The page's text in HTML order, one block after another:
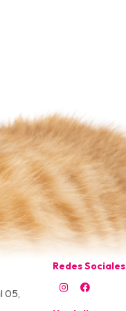
05,
Redes Sociales